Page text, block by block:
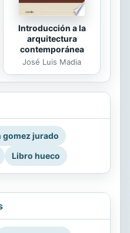
Introducción a la
arquitectura
contemporánea
José Luis Madia
gomez jurado
Libro hueco